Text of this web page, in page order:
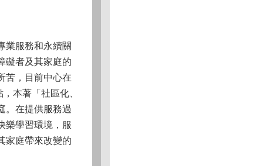
業服務和永續關
礙者及其家庭的
苦，目前中心在
本著「社區化、
。在提供服務過
樂學習環境，服
家庭帶來改變的